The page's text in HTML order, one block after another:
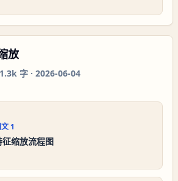
放
1.3k 字 · 2026-06-04
1
征缩放流程图